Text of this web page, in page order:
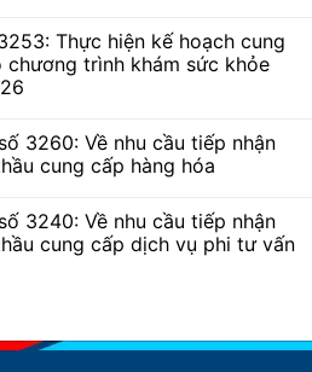
Thực hiện kế hoạch cung
chương trình khám sức khỏe
3260: Về nhu cầu tiếp nhận
cung cấp hàng hóa
3240: Về nhu cầu tiếp nhận
cung cấp dịch vụ phi tư vấn